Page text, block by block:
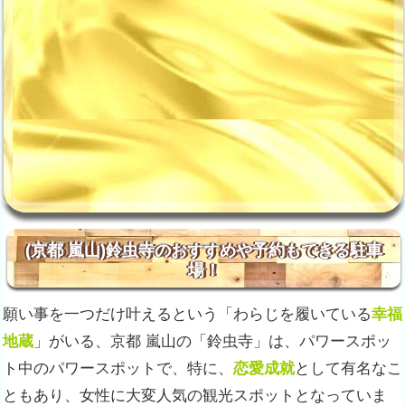
(京都 嵐山)鈴虫寺のおすすめや予約もできる駐車
場！
願い事を一つだけ叶えるという「わらじを履いている幸福
地蔵 」がいる、京都 嵐山の「鈴虫寺」は、パワースポッ
ト中のパワースポットで、特に、 恋愛成就として有名なこ
ともあり、女性に大変人気の観光スポットとなっていま